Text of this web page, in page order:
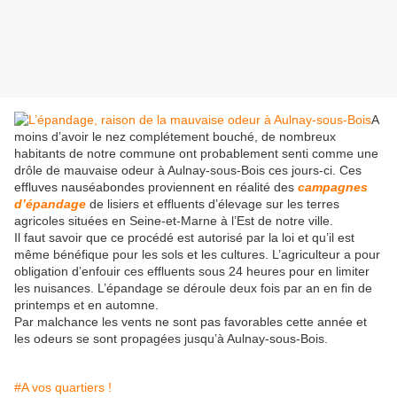
A
moins d’avoir le nez complétement bouché, de nombreux
habitants de notre commune ont probablement senti comme une
drôle de mauvaise odeur à Aulnay-sous-Bois ces jours-ci. Ces
effluves nauséabondes proviennent en réalité des campagnes
d’épandage de lisiers et effluents d’élevage sur les terres
agricoles situées en Seine-et-Marne à l’Est de notre ville.
Il faut savoir que ce procédé est autorisé par la loi et qu’il est
même bénéfique pour les sols et les cultures. L’agriculteur a pour
obligation d’enfouir ces effluents sous 24 heures pour en limiter
les nuisances. L’épandage se déroule deux fois par an en fin de
printemps et en automne.
Par malchance les vents ne sont pas favorables cette année et
les odeurs se sont propagées jusqu’à Aulnay-sous-Bois.
#A vos quartiers !